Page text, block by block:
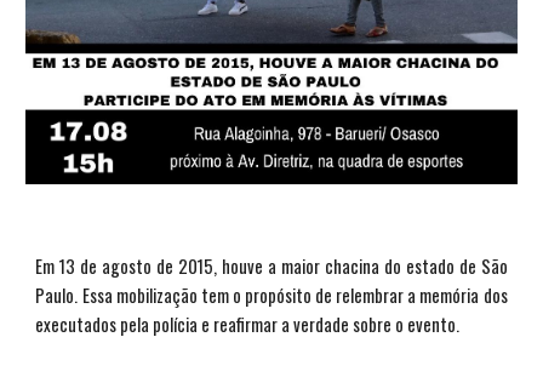
Em 13 de agosto de 2015, houve a maior chacina do estado de São
Paulo. Essa mobilização tem o propósito de relembrar a memória dos
executados pela polícia e reafirmar a verdade sobre o evento.